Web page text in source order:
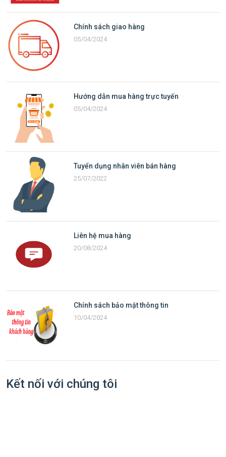
Chính sách giao hàng
05/04/2024
Hướng dẫn mua hàng trực tuyến
05/04/2024
Tuyển dụng nhân viên bán hàng
25/07/2022
Liên hệ mua hàng
20/08/2024
Chính sách bảo mật thông tin
10/04/2024
Kết nối với chúng tôi